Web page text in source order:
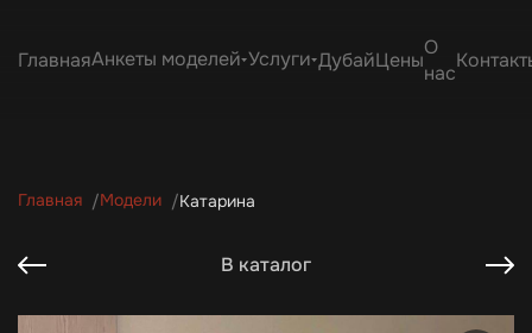
ГлавнаяАнкеты моделей Услуги ДубайЦены
О
нас
Главная Модели Катарина
В каталог